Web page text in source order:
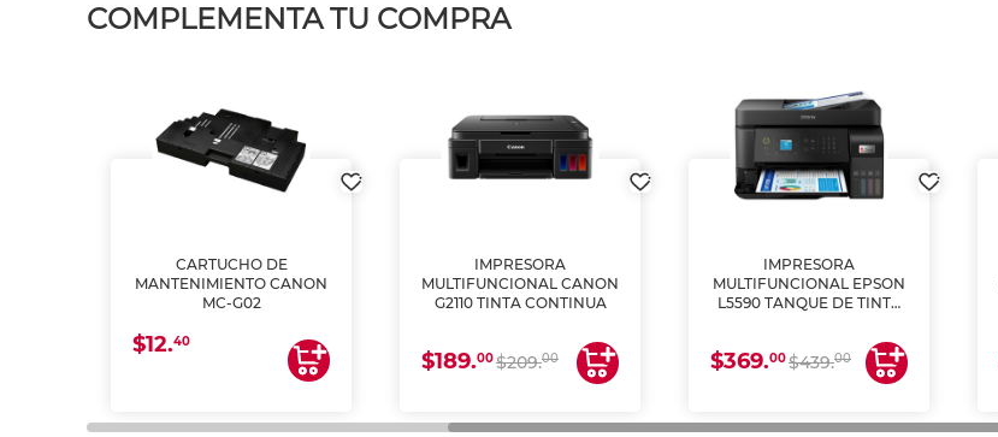
COMPLEMENTA TU COMPRA
CARTUCHO DE
MANTENIMIENTO CANON
MC-G02
$12.40
IMPRESORA
MULTIFUNCIONAL CANON
G2110 TINTA CONTINUA
$189.00$209.00
IMPRESORA
MULTIFUNCIONAL EPSON
L5590 TANQUE DE TINTA
$369.00$439.00